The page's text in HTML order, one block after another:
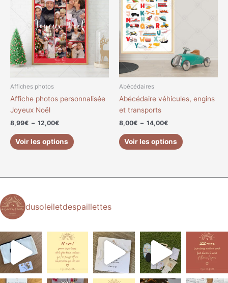
Affiches photos
Affiche photos personnalisée
Joyeux Noël
8,99€ – 12,00€
8,99€
à
12,00€
Voir les options
a
plusieurs
variations.
Les
options
peuvent
sur
produit
Abécédaires
Abécédaire véhicules, engins
et transports
8,00€ – 14,00€
à
14,00€
Voir les options
options
peuvent
être
sur
produit
dusoleiletdespaillettes